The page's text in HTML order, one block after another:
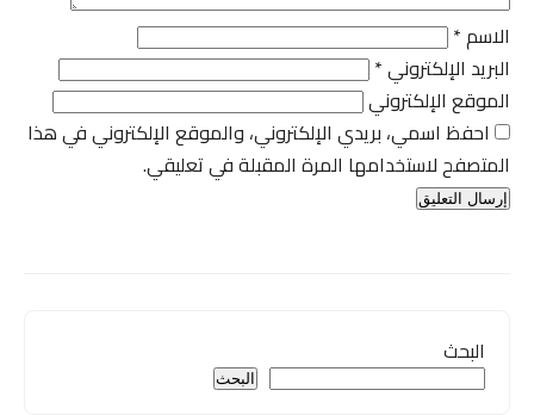
الاسم*
البريد الإلكتروني*
الموقع الإلكتروني
احفظ اسمي، بريدي الإلكتروني، والموقع الإلكتروني في هذا
المتصفح لاستخدامها المرة المقبلة في تعليقي.
البحث
البحث